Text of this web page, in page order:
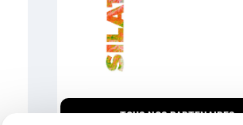
TOUS NOS PARTENAIRES